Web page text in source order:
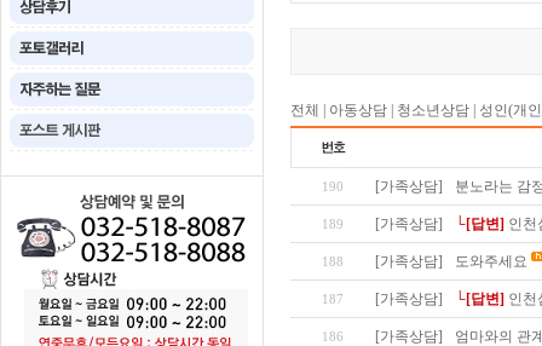
전체 아동상담 청소년상담 성인(개
190 [가족상담] 분노라는 감
189 [가족상담] └[답변] 인천
188 [가족상담] 도와주세요
187 [가족상담] └[답변] 인천
186 [가족상담] 엄마와의 관